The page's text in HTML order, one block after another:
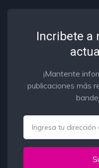
Incribete a
¡Mantente
publicaciones más